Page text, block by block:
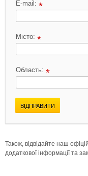
E-mail: *
Місто: *
Область: *
ВІДПРАВИТИ
Також, відвідайте наш
додаткової інформації та